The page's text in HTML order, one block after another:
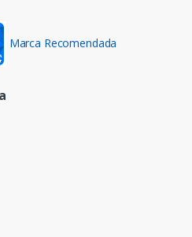
Marca Recomendada